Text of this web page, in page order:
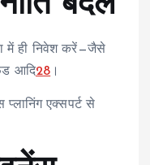
में ही निवेश करें—जैसे
आदि28 ।
एक्सपर्ट से